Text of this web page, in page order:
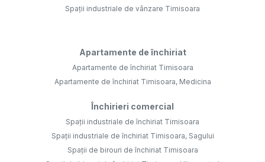
Spații industriale de vânzare Timisoara
Apartamente de închiriat
Apartamente de închiriat Timisoara
Apartamente de închiriat Timisoara, Medicina
Închirieri comercial
Spații industriale de închiriat Timisoara
Spații industriale de închiriat Timisoara, Sagului
Spații de birouri de închiriat Timisoara